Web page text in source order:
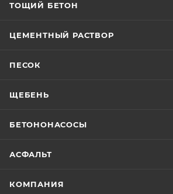
ТОЩИЙ БЕТОН
ЦЕМЕНТНЫЙ РАСТВОР
ПЕСОК
ЩЕБЕНЬ
БЕТОНОНАСОСЫ
АСФАЛЬТ
КОМПАНИЯ